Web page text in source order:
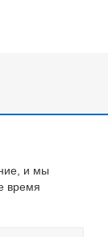
и мы
время